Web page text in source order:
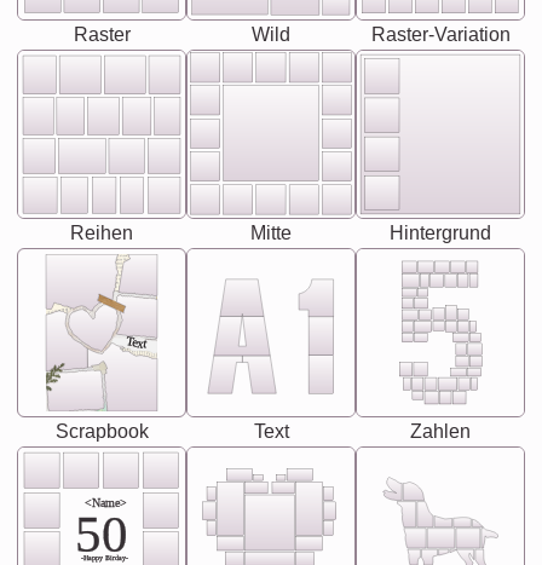
Raster Wild Raster-Variation
Reihen Mitte Hintergrund
Text
Scrapbook Text Zahlen
<Name>
50
-Happy Birday-